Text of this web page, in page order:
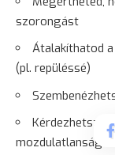
szorongást
Átalakíthatod
(pl. repüléssé)
Kérdezhetsz
mozdulatlanság